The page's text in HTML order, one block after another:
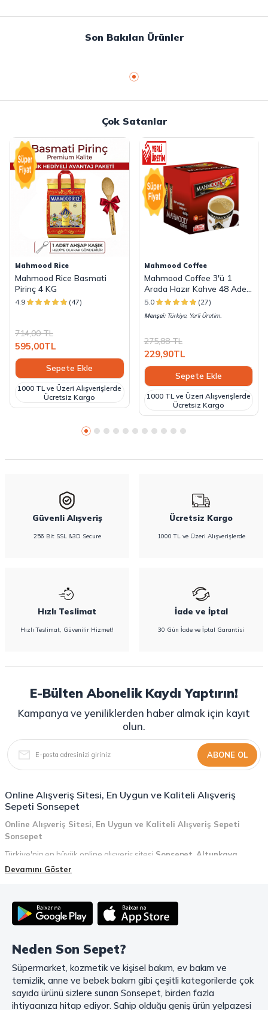
Son Bakılan Ürünler
Çok Satanlar
Mahmood Rice
Mahmood Rice Basmati
Pirinç 4 KG
4.9 (47)
714,00TL
595,00TL
Sepete Ekle
1000 TL ve Üzeri Alışverişlerde
Ücretsiz Kargo
Mahmood Coffee
Mahmood Coffee 3'ü 1
Arada Hazır Kahve 48 Adet
x 18 G
5.0 (27)
Menşei:Türkiye, Yerli Üretim.
275,88TL
229,90TL
Sepete Ekle
1000 TL ve Üzeri Alışverişlerde
Ücretsiz Kargo
Güvenli Alışveriş
256 Bit SSL &3D Secure
Ücretsiz Kargo
1000 TL ve Üzeri Alışverişlerde
Hızlı Teslimat
Hızlı Teslimat, Güvenilir Hizmet!
İade ve İptal
30 Gün İade ve İptal Garantisi
E-Bülten Abonelik Kaydı Yaptırın!
Kampanya ve yeniliklerden haber almak için kayıt
olun.
ABONE OL
Online Alışveriş Sitesi, En Uygun ve Kaliteli Alışveriş
Sepeti Sonsepet
Online Alışveriş Sitesi, En Uygun ve Kaliteli Alışveriş Sepeti
Sonsepet
Türkiye'nin en büyük online alışveriş sitesi Sonsepet Altunkaya
Holdinggüvencesiyle hizmet vermektedir! Sonsepet, online alışveriş
teslimat ve güvenli ödeme seçenekleriyle, alışveriş yaparken
zamanınızı ve paranızı en verimli şekilde kullanırsınız.
Mahmood Coffee ile Kahve Keyfinizi Sonsepet'te Yaşayın!
Mahmood Coffee markasının eşsiz lezzetleriyle tanışın ve kahve
keyfinizi doruklara çıkarın. Filtre ve çekirdek kahve, kapsül kahve,
granül kahve, gold kahve, klasik kahve ve Türk kahvesi gibi birbirinden
lezzetli seçenekler arasından favorinizi seçin. Eğer pratik ve hızlı bir
Devamını Göster
Neden Son Sepet?
Süpermarket, kozmetik ve kişisel bakım, ev bakım ve
temizlik, anne ve bebek bakım gibi çeşitli kategorilerde çok
sayıda ürünü sizlere sunan Sonsepet, birden fazla
ihtiyacınıza hitap ediyor. Sahip olduğu geniş ürün yelpazesi